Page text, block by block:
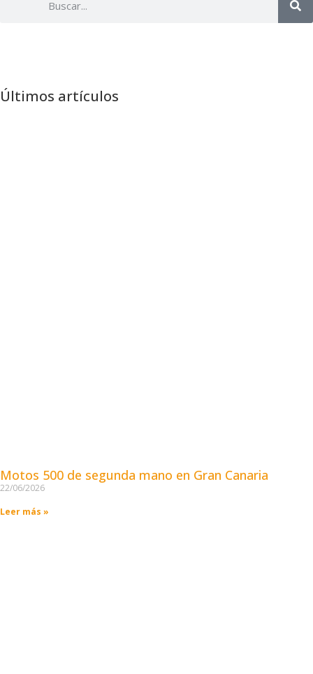
Últimos artículos
Motos 500 de segunda mano en Gran Canaria
22/06/2026
Leer más »